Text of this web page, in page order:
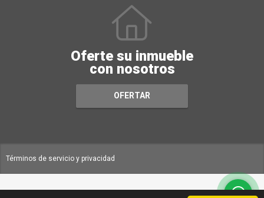
Oferte su inmueble
con nosotros
OFERTAR
Términos de servicio y privacidad